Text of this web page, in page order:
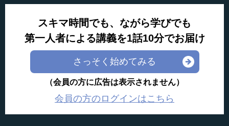
スキマ時間でも、ながら学びでも
第一人者による講義を1話10分でお届け
さっそく始めてみる
（会員の方に広告は表示されません）
会員の方のログインはこちら